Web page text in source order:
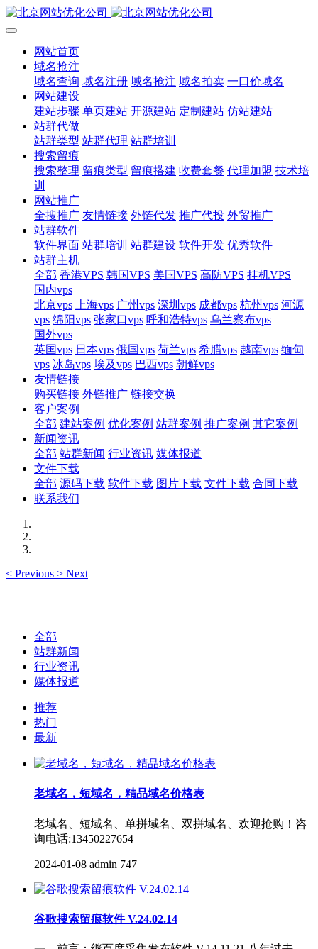
网站首页
域名抢注
域名查询 域名注册 域名抢注 域名拍卖 一口价域名
网站建设
建站步骤 单页建站 开源建站 定制建站 仿站建站
站群代做
站群类型 站群代理 站群培训
搜索留痕
搜索整理 留痕类型 留痕搭建 收费套餐 代理加盟 技术培
训
网站推广
全搜推广 友情链接 外链代发 推广代投 外贸推广
站群软件
软件界面 站群培训 站群建设 软件开发 优秀软件
站群主机
全部 香港VPS 韩国VPS 美国VPS 高防VPS 挂机VPS
国内vps
北京vps
上海vps 广州vps 深圳vps 成都vps 杭州vps 河源
vps 绵阳vps 张家口vps 呼和浩特vps 乌兰察布vps
国外vps
英国vps 日本vps 俄国vps 荷兰vps 希腊vps 越南vps 缅甸
vps 冰岛vps 埃及vps 巴西vps 朝鲜vps
友情链接
购买链接 外链推广 链接交换
客户案例
全部 建站案例 优化案例 站群案例 推广案例 其它案例
新闻资讯
全部 站群新闻 行业资讯 媒体报道
文件下载
全部 源码下载 软件下载 图片下载 文件下载 合同下载
联系我们
< Previous > Next
全部
站群新闻
行业资讯
媒体报道
推荐
热门
最新
老域名，短域名，精品域名价格表
老域名、短域名、单拼域名、双拼域名、欢迎抢购！咨
询电话:13450227654
2024-01-08 admin 747
谷歌搜索留痕软件 V.24.02.14